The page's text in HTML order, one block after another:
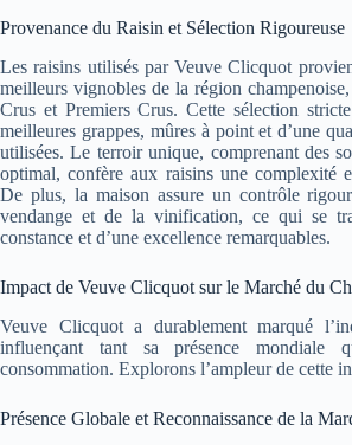
Provenance du Raisin et Sélection Rigoureuse
Les raisins utilisés par Veuve Clicquot
meilleurs vignobles de la région
Crus et Premiers Crus. Cette sélection
meilleures grappes, mûres à point et d’une
utilisées. Le terroir unique, comprenant des
optimal, confère aux raisins une complexité
De plus, la maison assure un contrôle
vendange et de la vinification, ce qui se
constance et d’une excellence remarquables.
Impact de Veuve Clicquot sur le Marché du
Veuve Clicquot a durablement marqué
influençant tant sa présence mondiale
consommation. Explorons l’ampleur de cette
Présence Globale et Reconnaissance de la